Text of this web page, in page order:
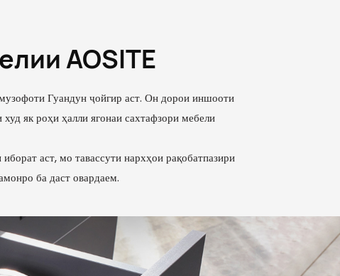
AOSITE
Гуандун ҷойгир аст. Он дорои иншооти
як роҳи ҳалли ягонаи сахтафзори мебели
аст, мо тавассути нархҳои рақобатпазири
ба даст овардаем.